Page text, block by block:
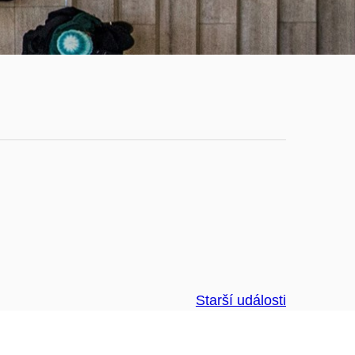
Starší události